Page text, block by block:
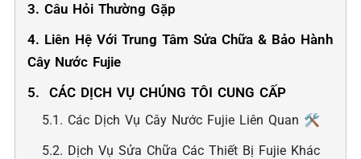
3. Câu Hỏi Thường Gặp
4. Liên Hệ Với Trung Tâm Sửa Chữa & Bảo Hành
Cây Nước Fujie
5. ️ CÁC DỊCH VỤ CHÚNG TÔI CUNG CẤP
5.1. Các Dịch Vụ Cây Nước Fujie Liên Quan 🛠️
5.2. Dịch Vụ Sửa Chữa Các Thiết Bị Fujie Khác